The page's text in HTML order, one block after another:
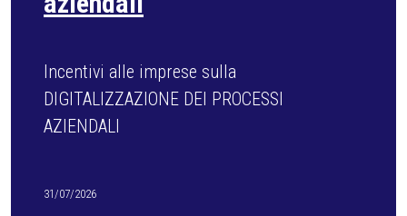
Aggiornamenti formazione obbligatoria
datori di lavoro - Accordo Stato Regioni
2025
29/07/2026